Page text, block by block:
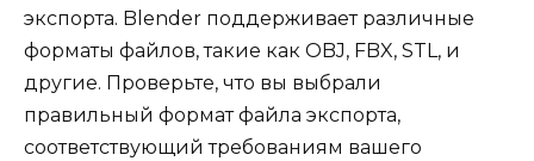
экспорта. Blender поддерживает различные
форматы файлов, такие как OBJ, FBX, STL, и
другие. Проверьте, что вы выбрали
правильный формат файла экспорта,
соответствующий требованиям вашего